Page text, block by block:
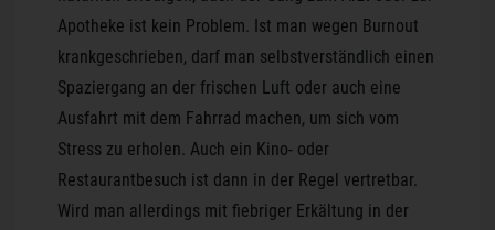
Apotheke ist kein Problem. Ist man wegen Burnout
krankgeschrieben, darf man selbstverständlich einen
Spaziergang an der frischen Luft oder auch eine
Ausfahrt mit dem Fahrrad machen, um sich vom
Stress zu erholen. Auch ein Kino- oder
Restaurantbesuch ist dann in der Regel vertretbar.
Wird man allerdings mit fiebriger Erkältung in der